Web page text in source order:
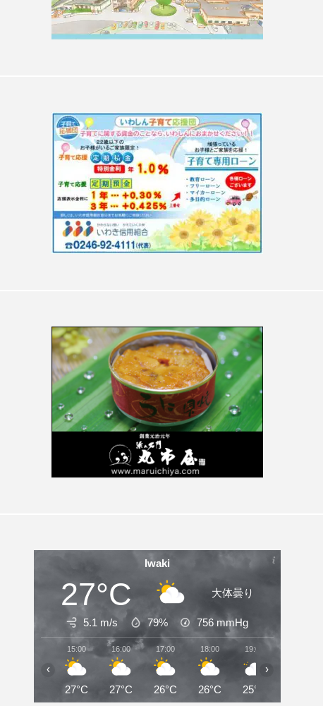
Iwaki
27°C 大体曇り
5.1 m/s 79% 756 mmHg
15:00
27°C
16:00
27°C
17:00
26°C
18:00
26°C
19:00
25°C
‹ ›